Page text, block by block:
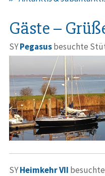
Gäste –
SYPegasusbesuchte
SYHeimkehr VII